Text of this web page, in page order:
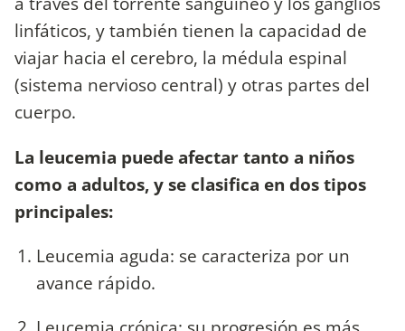
linfáticos, y también tienen la capacidad de
viajar hacia el cerebro, la médula espinal
(sistema nervioso central) y otras partes del
cuerpo.
La leucemia puede afectar tanto a niños
como a adultos, y se clasifica en dos tipos
principales:
Leucemia aguda: se caracteriza por un
avance rápido.